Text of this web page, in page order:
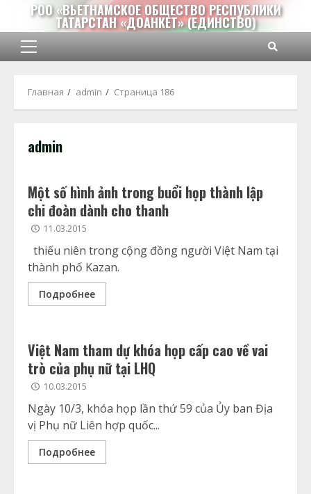
Перейти
содержимому
РОО «ВЬЕТНАМСКОЕ ОБЩЕСТВО РЕСПУБЛИКИ
ТАТАРСТАН «ДОАНКЕТ» (ЕДИНСТВО)
Основное
Главная admin Страница 186
admin
Một số hình ảnh trong buổi họp thành lập
chi đoàn dành cho thanh
11.03.2015
thiếu niên trong cộng đồng người Việt Nam tại
thành phố Kazan.
Подробнее
Việt Nam tham dự khóa họp cấp cao về vai
trò của phụ nữ tại LHQ
10.03.2015
Ngày 10/3, khóa họp lần thứ 59 của Ủy ban Địa
vị Phụ nữ Liên hợp quốc...
Подробнее